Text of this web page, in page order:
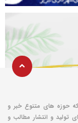
حوزه های متنوع خبر و
تولید و انتشار مطالب و